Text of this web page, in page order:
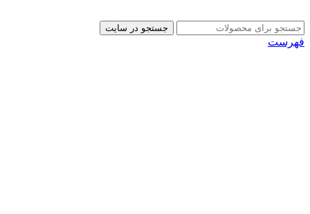
جستجو در سایت
فهرست